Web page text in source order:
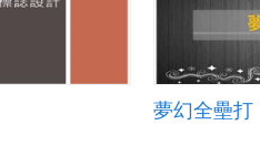
夢幻全壘打